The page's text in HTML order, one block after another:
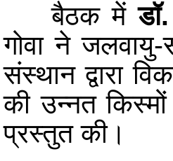
बैठक में
गोवा ने जलवायु-
संस्थान द्वारा
की उन्नत
प्रस्तुत की।